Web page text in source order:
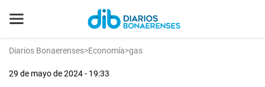
Diarios Bonaerenses>Economía>gas
29 de mayo de 2024 - 19:33